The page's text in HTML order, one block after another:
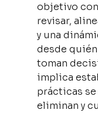
objetivo
revisar,
y una
desde
toman
implica
prácticas
eliminan y